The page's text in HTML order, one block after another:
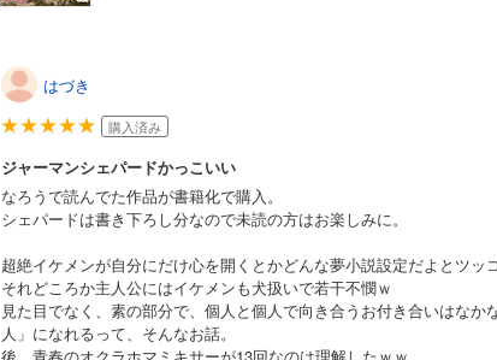
はづき
購入済み
ジャーマンシェパードかっこいい
なろうで読んでた作品が書籍化で購入。
シェパードは書き下ろし分なので未読の方はお楽しみに。
超絶イケメンが自分にだけ心を開くとかどんな夢小説設定だよとツッ
それどころか主人公にはイケメンも犬扱いで若干不憫ｗ
見た目でなく、素の部分で、個人と個人で向き合うお付き合いはな
人」になれるって、そんなお話。